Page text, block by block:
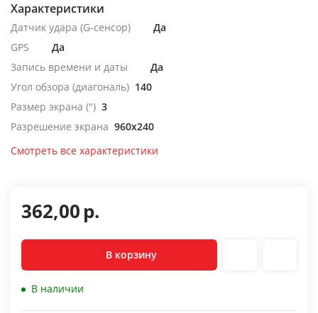
Характеристики
Датчик удара (G-сенсор)
Да
GPS
Да
Запись времени и даты
Да
Угол обзора (диагональ) 140
Размер экрана (") 3
Разрешение экрана 960x240
Смотреть все характеристики
362,00р.
В корзину
В наличии